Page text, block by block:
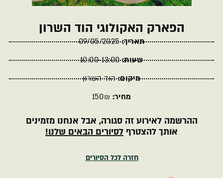
הפארק האקולוגי הוד השרון
תאריך:09/05/2025
שעות:10:00-13:00
מיקום:הוד השרון
מחיר: 150₪
ההרשמה לאירוע זה סגורה, אבל אנחנו מזמינים
אותך להצטרף לסיורים הבאים שלנו!
חזרה לכל הסיורים